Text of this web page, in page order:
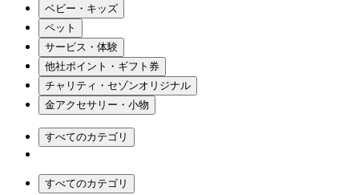
ベビー・キッズ
ペット
サービス・体験
他社ポイント・ギフト券
チャリティ・セゾンオリジナル
金アクセサリー・小物
すべてのカテゴリ
すべてのカテゴリ